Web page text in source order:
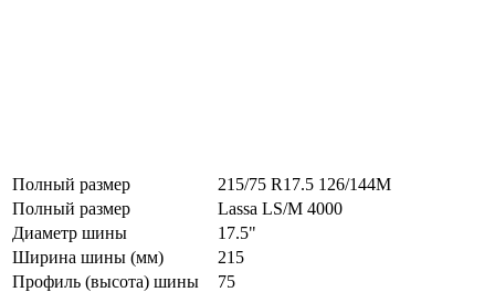
Полный размер
215/75 R17.5 126/144M
Полный размер
Lassa LS/M 4000
Диаметр шины
17.5"
Ширина шины (мм)
215
Профиль (высота) шины
75